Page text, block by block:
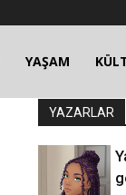
YAŞAM
YAZARLAR